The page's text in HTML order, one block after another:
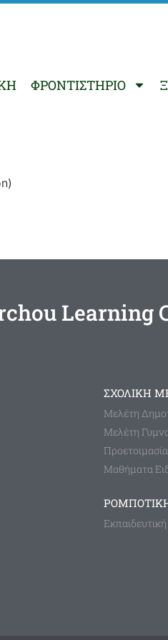
ΦΡΟΝΤΙΣΤΗΡΙΟ
Learning
ΣΧΟΛΙΚΗ
Μελέτη
Μελέτη
Μαθήματα